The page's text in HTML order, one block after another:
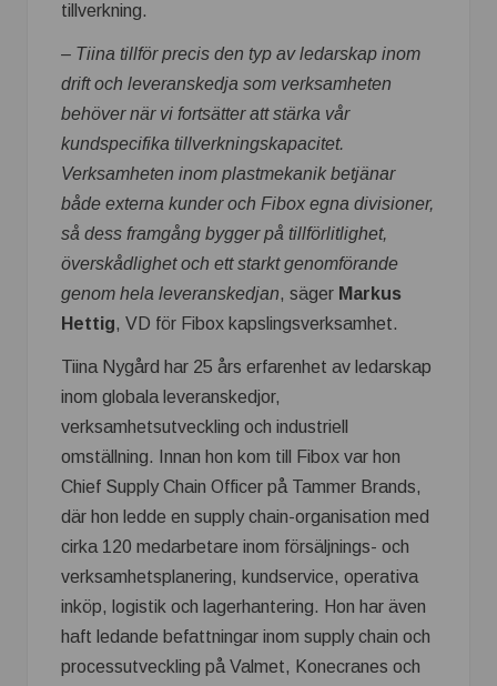
tillverkning.
– Tiina tillför precis den typ av ledarskap inom
drift och leveranskedja som verksamheten
behöver när vi fortsätter att stärka vår
kundspecifika tillverkningskapacitet.
Verksamheten inom plastmekanik betjänar
både externa kunder och Fibox egna divisioner,
så dess framgång bygger på tillförlitlighet,
överskådlighet och ett starkt genomförande
genom hela leveranskedjan, säger Markus
Hettig, VD för Fibox kapslingsverksamhet.
Tiina Nygård har 25 års erfarenhet av ledarskap
inom globala leveranskedjor,
verksamhetsutveckling och industriell
omställning. Innan hon kom till Fibox var hon
Chief Supply Chain Officer på Tammer Brands,
där hon ledde en supply chain-organisation med
cirka 120 medarbetare inom försäljnings- och
verksamhetsplanering, kundservice, operativa
inköp, logistik och lagerhantering. Hon har även
haft ledande befattningar inom supply chain och
processutveckling på Valmet, Konecranes och